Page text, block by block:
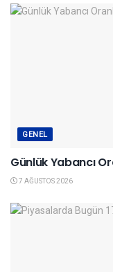
GENEL
Günlük Yabancı
7 AĞUSTOS 2026